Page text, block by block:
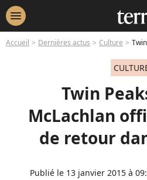
menu
Accueil Dernières actus Culture Twin
Twin
McLachlan
de retour
Publié le 13 janvier 2015 à